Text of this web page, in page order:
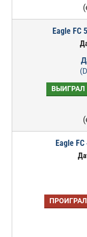
Eagle FC
ВЫИГРАЛ
Eagle
ПРОИГРАЛ